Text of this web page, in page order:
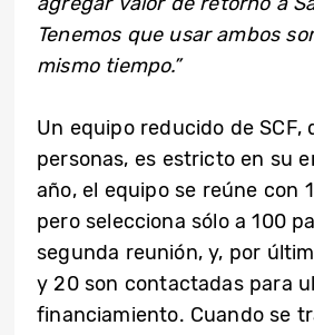
Tenemos que usar ambos
mismo tiempo.”
Un equipo reducido de SCF,
personas, es estricto en su
año, el equipo se reúne con
pero selecciona sólo a 100
segunda reunión, y, por
y 20 son contactadas para
financiamiento. Cuando se